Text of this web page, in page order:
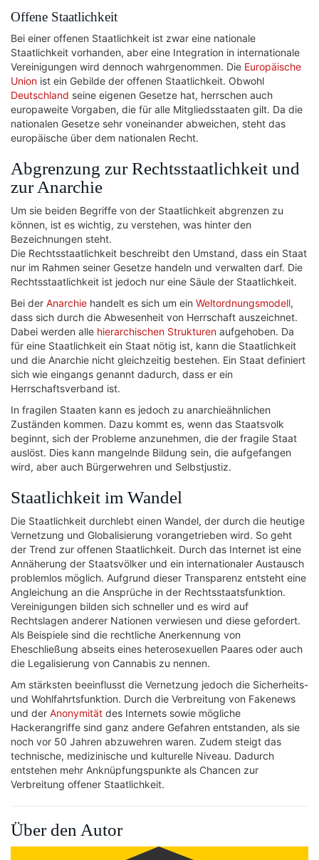
Offene Staatlichkeit
Bei einer offenen Staatlichkeit ist zwar eine nationale
Staatlichkeit vorhanden, aber eine Integration in internationale
Vereinigungen wird dennoch wahrgenommen. Die Europäische
Union ist ein Gebilde der offenen Staatlichkeit. Obwohl
Deutschland seine eigenen Gesetze hat, herrschen auch
europaweite Vorgaben, die für alle Mitgliedsstaaten gilt. Da die
nationalen Gesetze sehr voneinander abweichen, steht das
europäische über dem nationalen Recht.
Abgrenzung zur Rechtsstaatlichkeit und
zur Anarchie
Um sie beiden Begriffe von der Staatlichkeit abgrenzen zu
können, ist es wichtig, zu verstehen, was hinter den
Bezeichnungen steht.
Die Rechtsstaatlichkeit beschreibt den Umstand, dass ein Staat
nur im Rahmen seiner Gesetze handeln und verwalten darf. Die
Rechtsstaatlichkeit ist jedoch nur eine Säule der Staatlichkeit.
Bei der Anarchie handelt es sich um ein Weltordnungsmodell,
dass sich durch die Abwesenheit von Herrschaft auszeichnet.
Dabei werden alle hierarchischen Strukturen aufgehoben. Da
für eine Staatlichkeit ein Staat nötig ist, kann die Staatlichkeit
und die Anarchie nicht gleichzeitig bestehen. Ein Staat definiert
sich wie eingangs genannt dadurch, dass er ein
Herrschaftsverband ist.
In fragilen Staaten kann es jedoch zu anarchieähnlichen
Zuständen kommen. Dazu kommt es, wenn das Staatsvolk
beginnt, sich der Probleme anzunehmen, die der fragile Staat
auslöst. Dies kann mangelnde Bildung sein, die aufgefangen
wird, aber auch Bürgerwehren und Selbstjustiz.
Staatlichkeit im Wandel
Die Staatlichkeit durchlebt einen Wandel, der durch die heutige
Vernetzung und Globalisierung vorangetrieben wird. So geht
der Trend zur offenen Staatlichkeit. Durch das Internet ist eine
Annäherung der Staatsvölker und ein internationaler Austausch
problemlos möglich. Aufgrund dieser Transparenz entsteht eine
Angleichung an die Ansprüche in der Rechtsstaatsfunktion.
Vereinigungen bilden sich schneller und es wird auf
Rechtslagen anderer Nationen verwiesen und diese gefordert.
Als Beispiele sind die rechtliche Anerkennung von
Eheschließung abseits eines heterosexuellen Paares oder auch
die Legalisierung von Cannabis zu nennen.
Am stärksten beeinflusst die Vernetzung jedoch die Sicherheits-
und Wohlfahrtsfunktion. Durch die Verbreitung von Fakenews
und der Anonymität des Internets sowie mögliche
Hackerangriffe sind ganz andere Gefahren entstanden, als sie
noch vor 50 Jahren abzuwehren waren. Zudem steigt das
technische, medizinische und kulturelle Niveau. Dadurch
entstehen mehr Anknüpfungspunkte als Chancen zur
Verbreitung offener Staatlichkeit.
Über den Autor